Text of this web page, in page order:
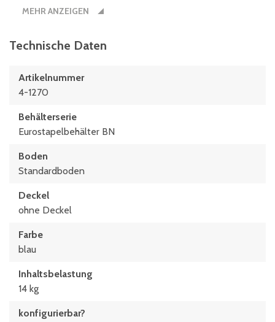
MEHR ANZEIGEN
Technische Daten
Artikelnummer
4-1270
Behälterserie
Eurostapelbehälter BN
Boden
Standardboden
Deckel
ohne Deckel
Farbe
blau
Inhaltsbelastung
14 kg
konfigurierbar?